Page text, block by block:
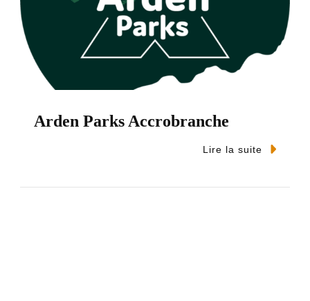
Arden Parks Accrobranche
Lire la suite